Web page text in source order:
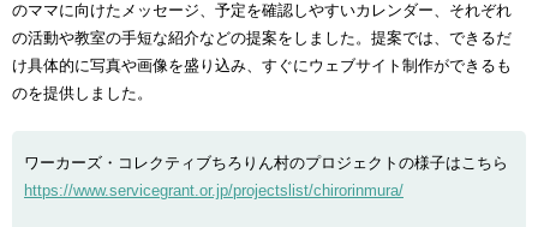
のママに向けたメッセージ、予定を確認しやすいカレンダー、それぞれ
の活動や教室の手短な紹介などの提案をしました。提案では、できるだ
け具体的に写真や画像を盛り込み、すぐにウェブサイト制作ができるも
のを提供しました。
ワーカーズ・コレクティブちろりん村のプロジェクトの様子はこちら
https://www.servicegrant.or.jp/projectslist/chirorinmura/